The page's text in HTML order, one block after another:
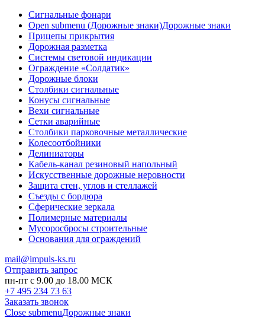
Сигнальные фонари
Open submenu (Дорожные знаки)Дорожные знаки
Прицепы прикрытия
Дорожная разметка
Системы световой индикации
Ограждение «Солдатик»
Дорожные блоки
Столбики сигнальные
Конусы сигнальные
Вехи сигнальные
Сетки аварийные
Столбики парковочные металлические
Колесоотбойники
Делиниаторы
Кабель-канал резиновый напольный
Искусственные дорожные неровности
Защита стен, углов и стеллажей
Съезды с бордюра
Сферические зеркала
Полимерные материалы
Мусоросбросы строительные
Основания для ограждений
mail@impuls-ks.ru
Отправить запрос
пн-пт с 9.00 до 18.00 МСК
+7 495 234 73 63
Заказать звонок
Close submenuДорожные знаки